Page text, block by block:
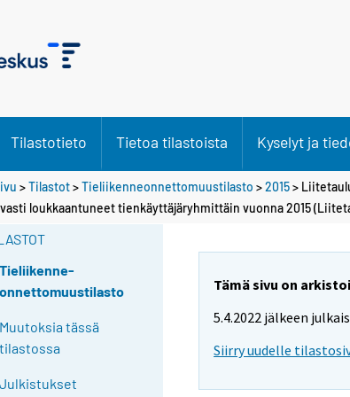
Tilastotieto Tietoa tilastoista Kyselyt ja
>Tilastot>Tieliikenneonnettomuustilasto >2015>
loukkaantuneet tienkäyttäjäryhmittäin vuonna 2015
Tieliikenne-
onnettomuustilasto
Muutoksia tässä
tilastossa
Julkistukset
Tämä sivu on
5.4.2022 jälkeen
Siirry uudelle